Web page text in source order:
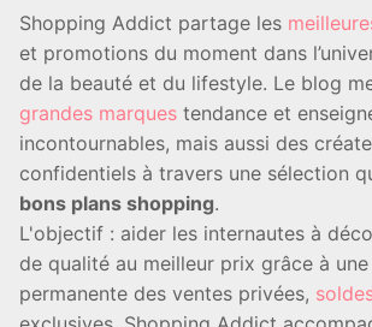
Shopping Addict partage les
et promotions du moment dans
de la beauté et du lifestyle. Le blog
grandes marques tendance et
incontournables, mais aussi des
confidentiels à travers une sélection
bons plans shopping.
L'objectif : aider les internautes à
de qualité au meilleur prix grâce à
permanente des ventes privées,